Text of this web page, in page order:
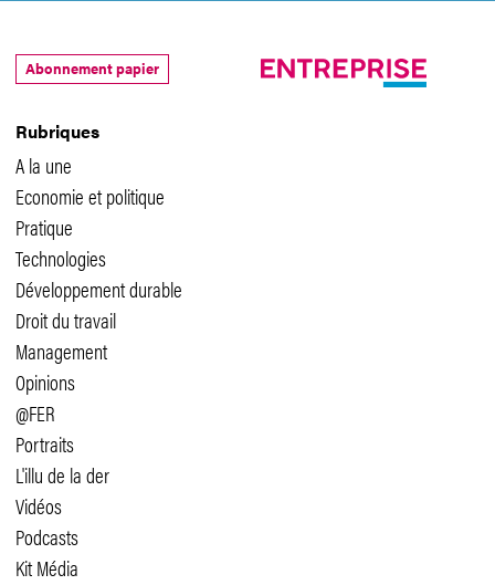
Rubriques
A la une
Economie et politique
Pratique
Technologies
Développement durable
Droit du travail
Management
Opinions
@FER
Portraits
L'illu de la der
Vidéos
Podcasts
Kit Média
Abonnement papier